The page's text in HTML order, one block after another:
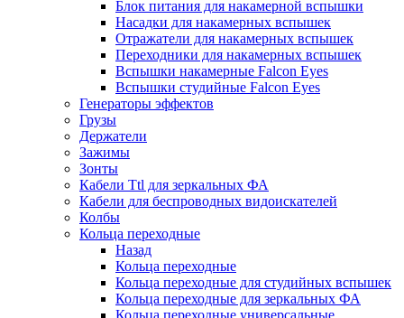
Блок питания для накамерной вспышки
Насадки для накамерных вспышек
Отражатели для накамерных вспышек
Переходники для накамерных вспышек
Вспышки накамерные Falcon Eyes
Вспышки студийные Falcon Eyes
Генераторы эффектов
Грузы
Держатели
Зажимы
Зонты
Кабели Ttl для зеркальных ФА
Кабели для беспроводных видоискателей
Колбы
Кольца переходные
Назад
Кольца переходные
Кольца переходные для студийных вспышек
Кольца переходные для зеркальных ФА
Кольца переходные универсальные